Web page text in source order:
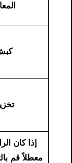
إذا كان
معطلاً قم